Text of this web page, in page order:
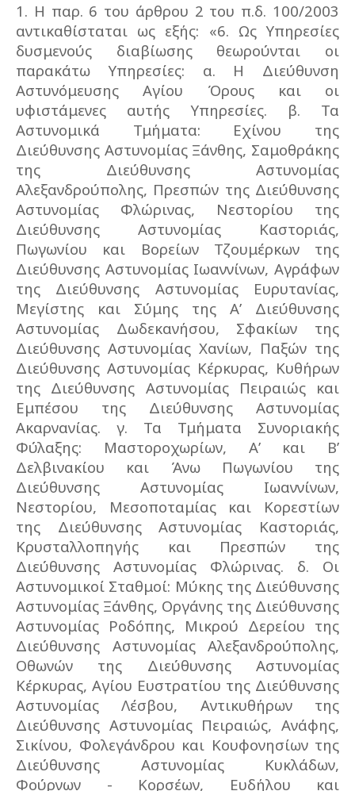
1. Η παρ. 6 του άρθρου 2 του π.δ. 100/2003
αντικαθίσταται ως εξής: «6. Ως Υπηρεσίες
δυσμενούς διαβίωσης θεωρούνται οι
παρακάτω Υπηρεσίες: α. Η Διεύθυνση
Αστυνόμευσης Αγίου Όρους και οι
υφιστάμενες αυτής Υπηρεσίες. β. Τα
Αστυνομικά Τμήματα: Εχίνου της
Διεύθυνσης Αστυνομίας Ξάνθης, Σαμοθράκης
της Διεύθυνσης Αστυνομίας
Αλεξανδρούπολης, Πρεσπών της Διεύθυνσης
Αστυνομίας Φλώρινας, Νεστορίου της
Διεύθυνσης Αστυνομίας Καστοριάς,
Πωγωνίου και Βορείων Τζουμέρκων της
Διεύθυνσης Αστυνομίας Ιωαννίνων, Αγράφων
της Διεύθυνσης Αστυνομίας Ευρυτανίας,
Μεγίστης και Σύμης της Α’ Διεύθυνσης
Αστυνομίας Δωδεκανήσου, Σφακίων της
Διεύθυνσης Αστυνομίας Χανίων, Παξών της
Διεύθυνσης Αστυνομίας Κέρκυρας, Κυθήρων
της Διεύθυνσης Αστυνομίας Πειραιώς και
Εμπέσου της Διεύθυνσης Αστυνομίας
Ακαρνανίας. γ. Τα Τμήματα Συνοριακής
Φύλαξης: Μαστοροχωρίων, Α’ και Β’
Δελβινακίου και Άνω Πωγωνίου της
Διεύθυνσης Αστυνομίας Ιωαννίνων,
Νεστορίου, Μεσοποταμίας και Κορεστίων
της Διεύθυνσης Αστυνομίας Καστοριάς,
Κρυσταλλοπηγής και Πρεσπών της
Διεύθυνσης Αστυνομίας Φλώρινας. δ. Οι
Αστυνομικοί Σταθμοί: Μύκης της Διεύθυνσης
Αστυνομίας Ξάνθης, Οργάνης της Διεύθυνσης
Αστυνομίας Ροδόπης, Μικρού Δερείου της
Διεύθυνσης Αστυνομίας Αλεξανδρούπολης,
Οθωνών της Διεύθυνσης Αστυνομίας
Κέρκυρας, Αγίου Ευστρατίου της Διεύθυνσης
Αστυνομίας Λέσβου, Αντικυθήρων της
Διεύθυνσης Αστυνομίας Πειραιώς, Ανάφης,
Σικίνου, Φολεγάνδρου και Κουφονησίων της
Διεύθυνσης Αστυνομίας Κυκλάδων,
Φούρνων - Κορσέων, Ευδήλου και